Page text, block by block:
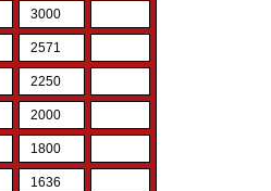
3000
2571
2250
2000
1800
1636